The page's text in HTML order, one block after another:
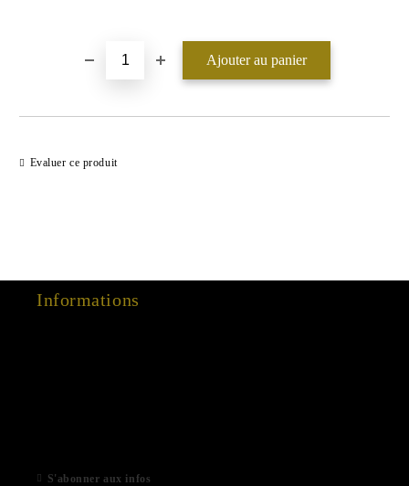
Evaluer ce produit
Informations
S'abonner aux infos